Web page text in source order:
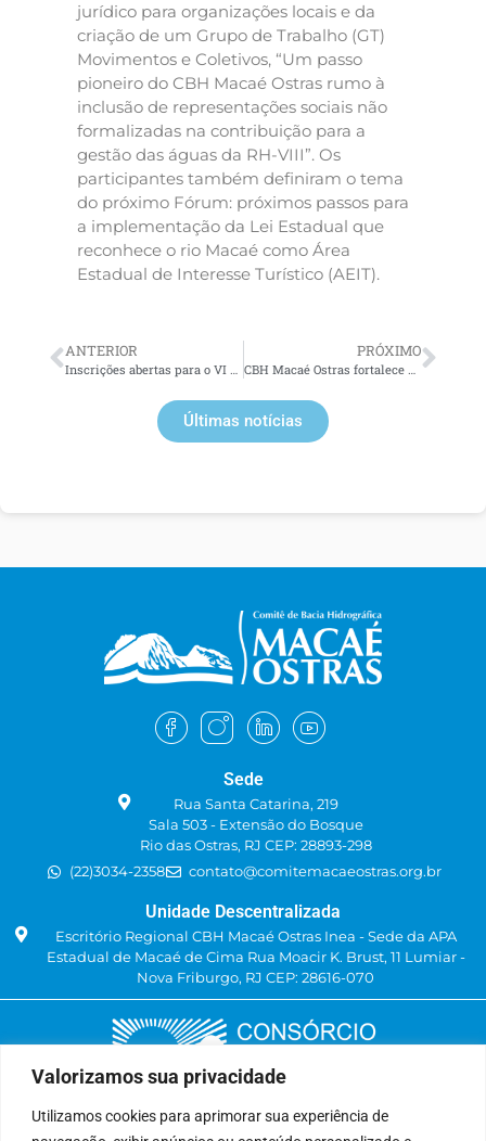
Valorizamos sua privacidade
Utilizamos cookies para aprimorar sua experiência de
jurídico para organizações locais e da
criação de um Grupo de Trabalho (GT)
Movimentos e Coletivos, “Um passo
pioneiro do CBH Macaé Ostras rumo à
inclusão de representações sociais não
formalizadas na contribuição para a
gestão das águas da RH-VIII”. Os
participantes também definiram o tema
do próximo Fórum: próximos passos para
a implementação da Lei Estadual que
reconhece o rio Macaé como Área
Estadual de Interesse Turístico (AEIT).
ANTERIOR PRÓXIMO
Últimas notícias
Sede
Rua Santa Catarina, 219
Sala 503 - Extensão do Bosque
Rio das Ostras, RJ CEP: 28893-298
(22)3034-2358
contato@comitemacaeostras.org.br
Unidade Descentralizada
Escritório Regional CBH Macaé Ostras Inea - Sede da APA
Estadual de Macaé de Cima Rua Moacir K. Brust, 11 Lumiar -
Nova Friburgo, RJ CEP: 28616-070